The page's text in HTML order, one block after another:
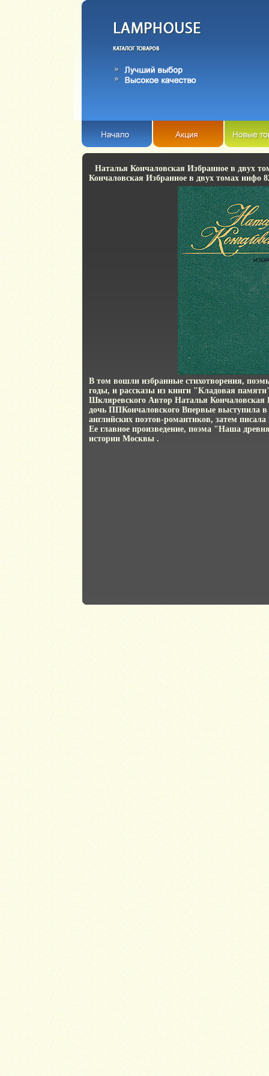
Наталья Кончаловская Избранное в двух
Кончаловская Избранное в двух томах инфо
В том вошли избранные стихотворения,
годы, и рассказы из книги "Кладовая
Шкляревского Автор Наталья
дочь ППКончаловского Впервые выступила в
английских поэтов-романтиков, затем
Ее главное произведение, поэма "Наша
истории Москвы .